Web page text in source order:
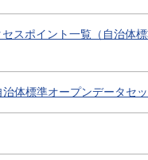
スポイント一覧（自治体
体標準オープンデータセッ